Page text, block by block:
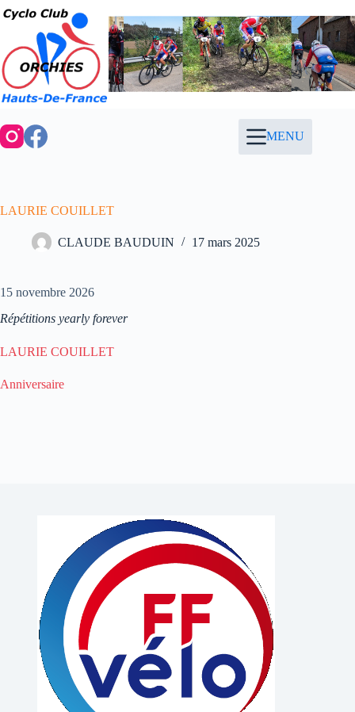
Passer
au
contenu
MENU
LAURIE COUILLET
CLAUDE BAUDUIN 17 mars 2025
15 novembre 2026
Répétitions yearly forever
LAURIE COUILLET
Anniversaire